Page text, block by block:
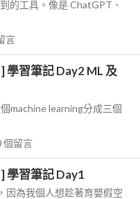
的工具。像是 ChatGPT、
言
習筆記 Day2 ML 及
machine learning分成三個
個留言
學習筆記 Day1
因為我個人想趁著育嬰假空